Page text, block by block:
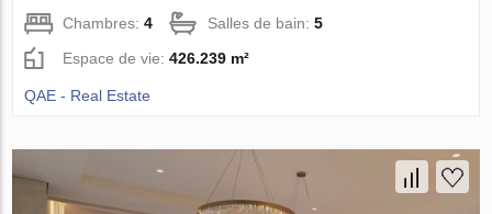
Chambres:4 Salles de bain:5
Espace de vie:426.239 m²
QAE - Real Estate